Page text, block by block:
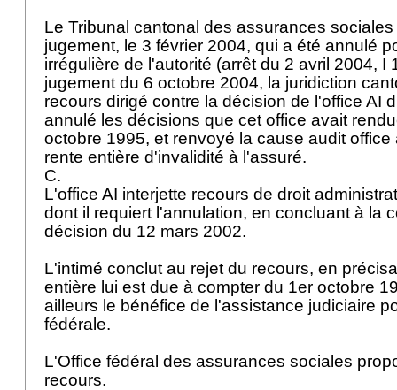
Le Tribunal cantonal des assurances
jugement, le 3 février 2004, qui a été annulé
irrégulière de l'autorité (arrêt du 2 avril 2004, I
jugement du 6 octobre 2004, la juridiction
recours dirigé contre la décision de l'office AI
annulé les décisions que cet office avait
octobre 1995, et renvoyé la cause audit
rente entière d'invalidité à l'assuré.
C.
L'office AI interjette recours de droit
dont il requiert l'annulation, en concluant à la
décision du 12 mars 2002.
L'intimé conclut au rejet du recours, en
entière lui est due à compter du 1er octobre
ailleurs le bénéfice de l'assistance judiciaire
fédérale.
L'Office fédéral des assurances sociales
recours.